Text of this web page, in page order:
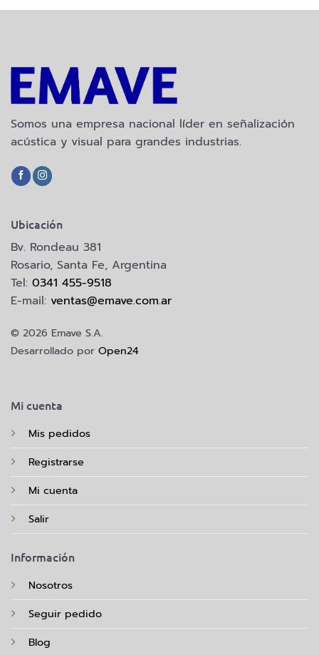
Somos una empresa nacional líder en señalización
acústica y visual para grandes industrias.
Mi cuenta
Mis pedidos
Registrarse
Mi cuenta
Salir
Información
Nosotros
Seguir pedido
Blog
Ubicación
Bv. Rondeau 381
Rosario, Santa Fe, Argentina
Tel: 0341 455-9518
E-mail: ventas@emave.com.ar
© 2026 Emave S.A.
Desarrollado por Open24